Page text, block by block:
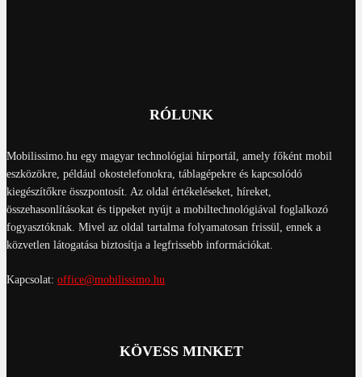
RÓLUNK
Mobilissimo.hu egy magyar technológiai hírportál, amely főként mobil
eszközökre, például okostelefonokra, táblagépekre és kapcsolódó
kiegészítőkre összpontosít. Az oldal értékeléseket, híreket,
összehasonlításokat és tippeket nyújt a mobiltechnológiával foglalkozó
fogyasztóknak. Mivel az oldal tartalma folyamatosan frissül, ennek a
közvetlen látogatása biztosítja a legfrissebb információkat.
Kapcsolat: office@mobilissimo.hu
KÖVESS MINKET